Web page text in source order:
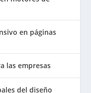
en páginas
las empresas
del diseño